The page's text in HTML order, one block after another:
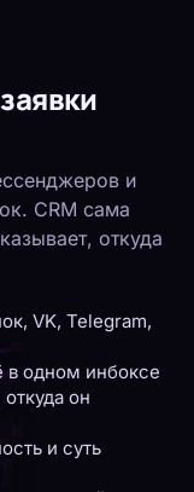
и
CRM сама
откуда
VK, Telegram,
одном инбоксе
он
и суть